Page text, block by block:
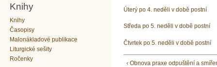
Knihy
Knihy
Časopisy
Malonákladové publikace
Liturgické sešity
Ročenky
Úterý po 4. neděli v době postní
Středa po 5. neděli v době postní
Čtvrtek po 5. neděli v době postní
‹ Obnova praxe odpuštění a